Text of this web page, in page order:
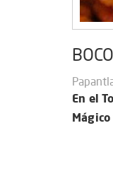
En el